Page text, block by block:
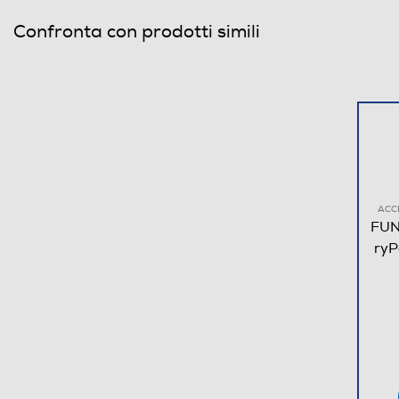
Confronta con prodotti simili